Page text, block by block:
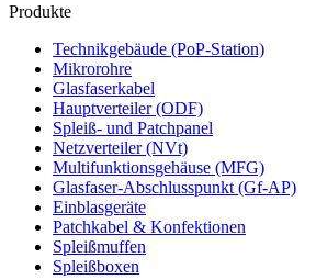
Produkte
Technikgebäude (PoP-Station)
Mikrorohre
Glasfaserkabel
Hauptverteiler (ODF)
Spleiß- und Patchpanel
Netzverteiler (NVt)
Multifunktionsgehäuse (MFG)
Glasfaser-Abschlusspunkt (Gf-AP)
Einblasgeräte
Patchkabel & Konfektionen
Spleißmuffen
Spleißboxen